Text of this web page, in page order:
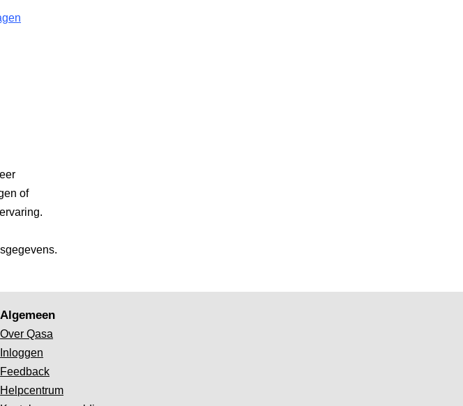
of
Algemeen
Over Qasa
Inloggen
Feedback
Helpcentrum